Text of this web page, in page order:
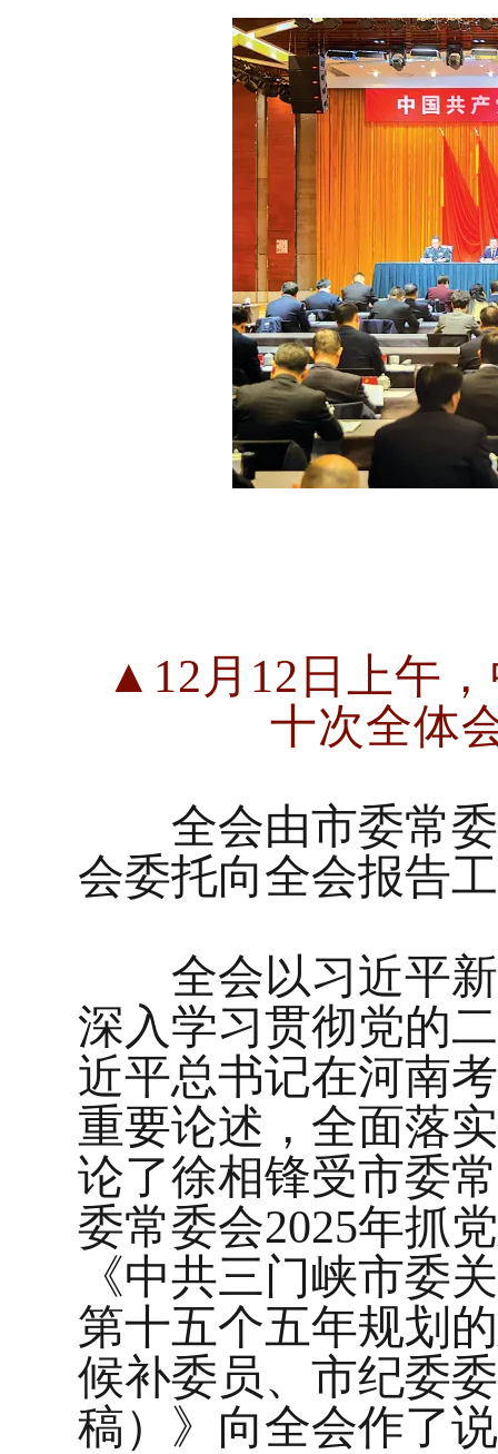
▲ 12月12日上午
十次全体
全会由市委常委
会委托向全会报告
全会以习近平新
深入学习贯彻党的
近平总书记在河南
重要论述，全面落
论了徐相锋受市委
委常委会2025年抓
《中共三门峡市委
第十五个五年规划
候补委员、市纪委
稿）》向全会作了